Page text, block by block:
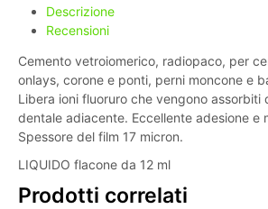
Descrizione
Recensioni
Cemento vetroiomerico, radiopaco, per
onlays, corone e ponti, perni moncone e
Libera ioni fluoruro che vengono assorbiti
dentale adiacente. Eccellente adesione e
Spessore del film 17 micron.
LIQUIDO flacone da 12 ml
Prodotti correlati